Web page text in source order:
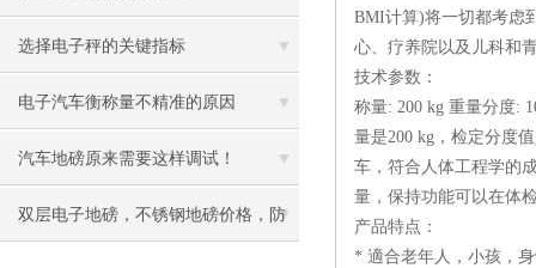
选择电子秤的关键指标
电子汽车衡称量不精准的原因
汽车地磅原来需要这样调试！
双层电子地磅，不锈钢地磅价格，防
BMI计算)将一切都考虑
心、疗养院以及儿科和
技术参数：
称量: 200 kg 重量分度:
量是200 kg，检定分度
车，符合人体工程学的
量，保持功能可以在体
产品特点：
* 適合老年人，小孩，